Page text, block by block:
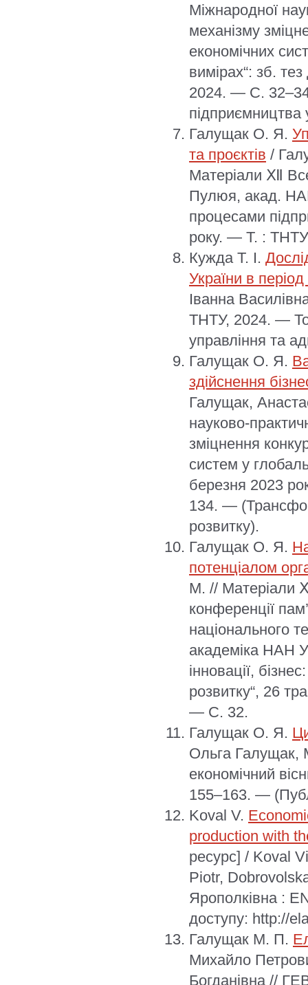
Міжнародної
механізму
економічних
вимірах“: зб.
2024. — С.
підприємництва
Галущак О. Я.
та проєктів /
Матеріали Ⅻ
Пулюя, акад.
процесами
року. — Т. :
Кужда Т. І.
України в
Іванна
ТНТУ, 2024. —
управління та
Галущак О. Я.
здійснення
Галущак,
науково-
зміцнення
систем у
березня 2023
134. —
розвитку).
Галущак О. Я.
потенціалом
М. // Матеріали Ⅹ
конференції
національного
академіка НАН
інновації,
розвитку“, 26
— С. 32.
Галущак О. Я.
Ольга Галущак,
економічний
155–163. —
Koval V.
production with
ресурс] / Koval
Piotr,
Ярополківна :
доступу: http://
Галущак М. П.
Михайло
Богданівна //